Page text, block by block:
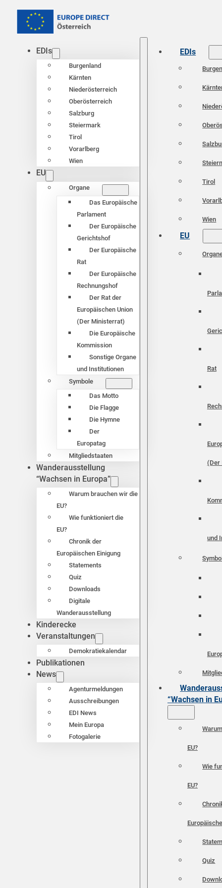
EDIs
Burgenland
Kärnten
Niederösterreich
Oberösterreich
Salzburg
Steiermark
Tirol
Vorarlberg
Wien
EU
Organe
Das Europäische
Parlament
Der Europäische
Gerichtshof
Der Europäische
Rat
Der Europäische
Rechnungshof
Der Rat der
Europäischen Union
(Der Ministerrat)
Die Europäische
Kommission
Sonstige Organe
und Institutionen
Symbole
Das Motto
Die Flagge
Die Hymne
Der
Europatag
Mitgliedstaaten
Wanderausstellung
“Wachsen in Europa”
Warum brauchen wir die
EU?
Wie funktioniert die
EU?
Chronik der
Europäischen Einigung
Statements
Quiz
Downloads
Digitale
Wanderausstellung
Kinderecke
Veranstaltungen
Demokratiekalendar
Publikationen
News
Agenturmeldungen
Ausschreibungen
EDI News
Mein Europa
Fotogalerie
EDIs
Tirol
Wien
EU
Rat
(Der
und
“Wachsen in
EU?
Wie
EU?
Quiz